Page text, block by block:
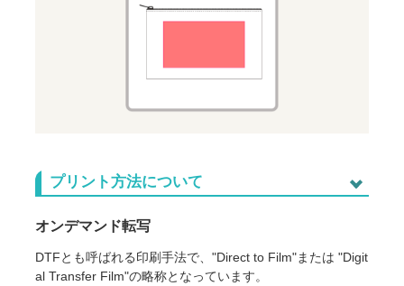
プリント方法について
オンデマンド転写
DTFとも呼ばれる印刷手法で、"Direct to Film"または "Digit
al Transfer Film"の略称となっています。